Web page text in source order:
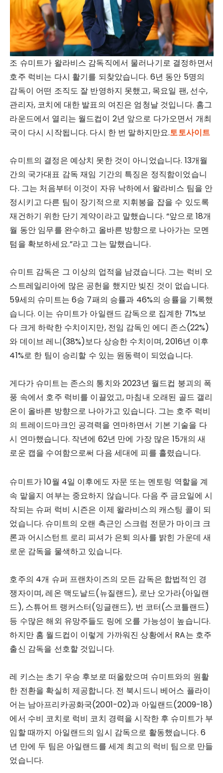
조 슈미트가 왈라비스 감독직에서 물러나기로 결정하면서
호주 럭비는 다시 활기를 되찾았습니다. 6년 동안 5명의
감독이 어떤 조직도 잘 반영하지 못했고, 목요일 팬, 선수,
관리자, 코치에 대한 발표의 여진은 엄청날 것입니다. 홈그
라운드에서 열리는 월드컵이 2년 앞으로 다가오면서 개최
국이 다시 시작됩니다. 다시 한 번 말하지만요.토토사이트
슈미트의 결정은 예상치 못한 것이 아니었습니다. 13개월
간의 국가대표 감독 재임 기간의 특징은 정직함이었습니
다. 그는 처음부터 이것이 자유 낙하에서 왈라비스 팀을 안
정시키고 다른 팀이 장기적으로 지휘봉을 잡을 수 있도록
재건하기 위한 단기 계약이라고 말했습니다. “앞으로 18개
월 동안 임무를 완수하고 올바른 방향으로 나아가는 모멘
텀을 확보하세요.”라고 그는 말했습니다.
슈미트 감독은 그 이상의 업적을 남겼습니다. 그는 럭비 오
스트레일리아에 많은 공헌을 했지만 빚진 것이 없습니다.
59세의 슈미트는 6승 7패의 승률과 46%의 승률을 기록했
습니다. 이는 슈미트가 아일랜드 감독으로 집계한 71%보
다 크게 하락한 수치이지만, 전임 감독인 에디 존스(22%)
와 데이브 레니(38%)보다 상승한 수치이며, 2016년 이후
41%로 한 팀이 승리할 수 있는 원동력이 되었습니다.
게다가 슈미트는 존스의 통치와 2023년 월드컵 붕괴의 폭
풍 속에서 호주 럭비를 이끌었고, 마침내 오래된 골드 갤리
온이 올바른 방향으로 나아가고 있습니다. 그는 호주 럭비
의 트레이드마크인 공격력을 연마하면서 기본 기술을 다
시 연마했습니다. 작년에 62년 만에 가장 많은 15개의 새
로운 캡을 수여함으로써 다음 세대에 피를 흘렸습니다.
슈미트가 10월 4일 이후에도 자문 또는 멘토링 역할을 계
속 맡을지 여부는 중요하지 않습니다. 다음 주 금요일에 시
작되는 슈퍼 럭비 시즌은 이제 왈라비스의 캐스팅 콜이 되
었습니다. 슈미트의 오랜 측근인 스크럼 전문가 마이크 크
론과 어시스턴트 로리 피셔가 은퇴 의사를 밝힌 가운데 새
로운 감독을 물색하고 있습니다.
호주의 4개 슈퍼 프랜차이즈의 모든 감독은 합법적인 경
쟁자이며, 레온 맥도날드(뉴질랜드), 로난 오가라(아일랜
드), 스튜어트 랭커스터(잉글랜드), 번 코터(스코틀랜드)
등 수많은 해외 유망주들도 링에 오를 가능성이 높습니다.
하지만 홈 월드컵이 이렇게 가까워진 상황에서 RA는 호주
출신 감독을 선호할 것입니다.
레 키스는 초기 우승 후보로 떠올랐으며 슈미트와의 원활
한 전환을 확실히 제공합니다. 전 북시드니 베어스 플라이
어는 남아프리카공화국(2001-02)과 아일랜드(2009-18)
에서 수비 코치로 럭비 코치 경력을 시작한 후 슈미트가 부
임할 때까지 아일랜드의 임시 감독으로 활동했습니다. 6
년 만에 두 팀은 아일랜드를 세계 최고의 럭비 팀으로 만들
었습니다.